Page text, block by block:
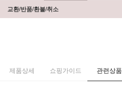
교환/반품/환불/취소
제품상세 쇼핑가이드 관련상품